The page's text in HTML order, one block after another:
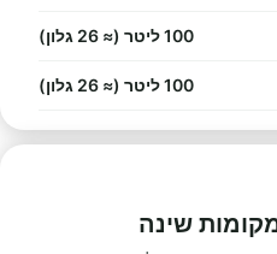
100 ליטר (≈ 26 גלון)
100 ליטר (≈ 26 גלון)
שינה